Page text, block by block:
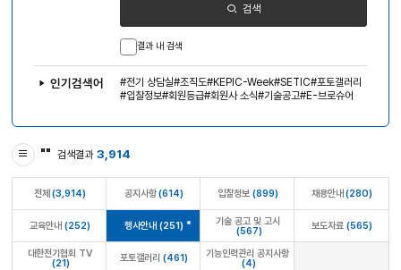
검색
결과 내 검색
인기검색어 전기 상담실 조직도 KEPIC-Week SETIC 포토갤러리
입찰정보 회원등급 회원사 소식 기술공고 E-브로슈어
"" 검색결과 3,914
전체 (3,914) 공지사항 (614) 입찰정보 (899) 채용안내 (280)
교육안내 (252) 행사안내 (251)
기술 공고 및 고시
(567)
보도자료 (565)
대한전기협회 TV
(21)
포토갤러리 (461)
기능인력관리 공지사항
(4)